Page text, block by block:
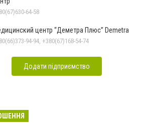
64-58
центр “Деметра Плюс” Demetra
94-94, +380(67)168-54-74
Додати підприємство